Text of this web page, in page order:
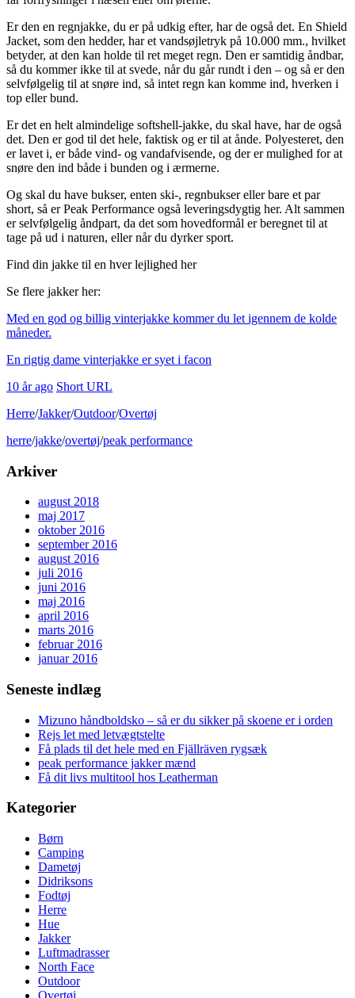
Er den en regnjakke, du er på udkig efter, har de også det. En Shield
Jacket, som den hedder, har et vandsøjletryk på 10.000 mm., hvilket
betyder, at den kan holde til ret meget regn. Den er samtidig åndbar,
så du kommer ikke til at svede, når du går rundt i den – og så er den
selvfølgelig til at snøre ind, så intet regn kan komme ind, hverken i
top eller bund.
Er det en helt almindelige softshell-jakke, du skal have, har de også
det. Den er god til det hele, faktisk og er til at ånde. Polyesteret, den
er lavet i, er både vind- og vandafvisende, og der er mulighed for at
snøre den ind både i bunden og i ærmerne.
Og skal du have bukser, enten ski-, regnbukser eller bare et par
short, så er Peak Performance også leveringsdygtig her. Alt sammen
er selvfølgelig åndpart, da det som hovedformål er beregnet til at
tage på ud i naturen, eller når du dyrker sport.
Find din jakke til en hver lejlighed her
Se flere jakker her:
Med en god og billig vinterjakke kommer du let igennem de kolde
måneder.
En rigtig dame vinterjakke er syet i facon
10 år ago Short URL
Herre/Jakker/Outdoor/Overtøj
herre/jakke/overtøj/peak performance
Arkiver
august 2018
maj 2017
oktober 2016
september 2016
august 2016
juli 2016
juni 2016
maj 2016
april 2016
marts 2016
februar 2016
januar 2016
Seneste indlæg
Mizuno håndboldsko – så er du sikker på skoene er i orden
Rejs let med letvægtstelte
Få plads til det hele med en Fjällräven rygsæk
peak performance jakker mænd
Få dit livs multitool hos Leatherman
Kategorier
Børn
Camping
Dametøj
Didriksons
Fodtøj
Herre
Hue
Jakker
Luftmadrasser
North Face
Outdoor